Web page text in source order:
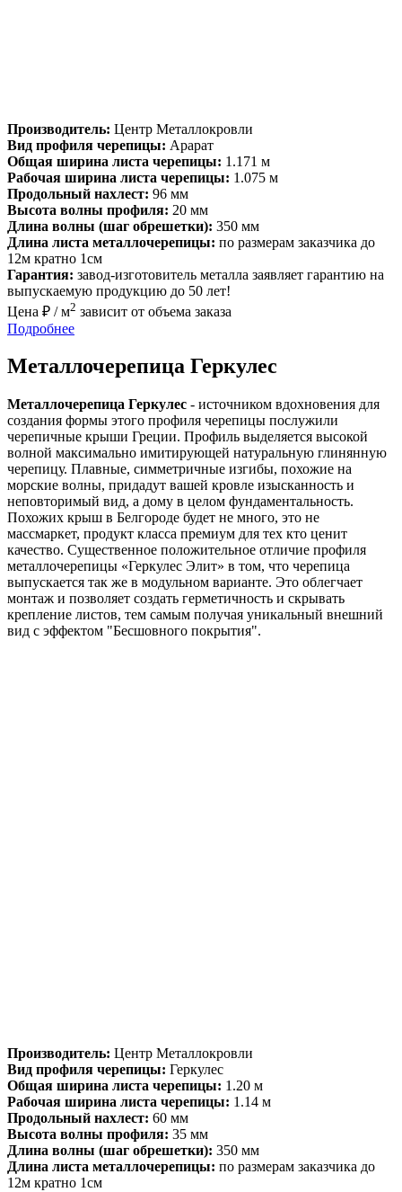
Производитель: Центр Металлокровли
Вид профиля черепицы: Арарат
Общая ширина листа черепицы: 1.171 м
Рабочая ширина листа черепицы: 1.075 м
Продольный нахлест: 96 мм
Высота волны профиля: 20 мм
Длина волны (шаг обрешетки): 350 мм
Длина листа металлочерепицы: по размерам заказчика до
12м кратно 1см
Гарантия: завод-изготовитель металла заявляет гарантию на
выпускаемую продукцию до 50 лет!
Цена ₽ / м2 зависит от объема заказа
Подробнее
Металлочерепица Геркулес
Металлочерепица Геркулес - источником вдохновения для
создания формы этого профиля черепицы послужили
черепичные крыши Греции. Профиль выделяется высокой
волной максимально имитирующей натуральную глинянную
черепицу. Плавные, симметричные изгибы, похожие на
морские волны, придадут вашей кровле изысканность и
неповторимый вид, а дому в целом фундаментальность.
Похожих крыш в Белгороде будет не много, это не
массмаркет, продукт класса премиум для тех кто ценит
качество. Существенное положительное отличие профиля
металлочерепицы «Геркулес Элит» в том, что черепица
выпускается так же в модульном варианте. Это облегчает
монтаж и позволяет создать герметичность и скрывать
крепление листов, тем самым получая уникальный внешний
вид с эффектом "Бесшовного покрытия".
Производитель: Центр Металлокровли
Вид профиля черепицы: Геркулес
Общая ширина листа черепицы: 1.20 м
Рабочая ширина листа черепицы: 1.14 м
Продольный нахлест: 60 мм
Высота волны профиля: 35 мм
Длина волны (шаг обрешетки): 350 мм
Длина листа металлочерепицы: по размерам заказчика до
12м кратно 1см